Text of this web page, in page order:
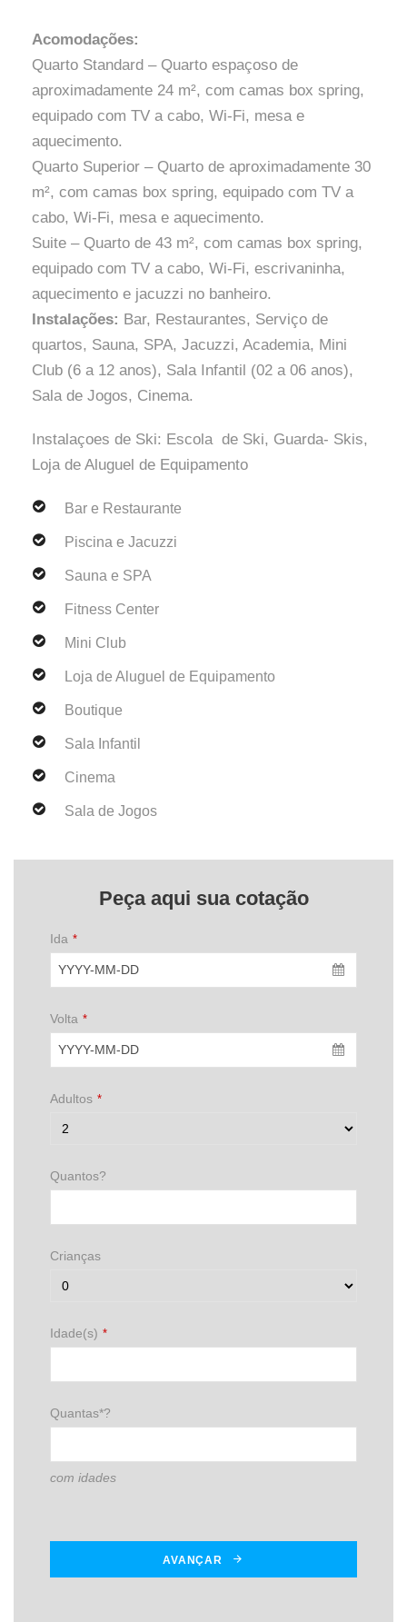
Acomodações:
Quarto Standard – Quarto espaçoso de
aproximadamente 24 m², com camas box spring,
equipado com TV a cabo, Wi-Fi, mesa e
aquecimento.
Quarto Superior – Quarto de aproximadamente 30
m², com camas box spring, equipado com TV a
cabo, Wi-Fi, mesa e aquecimento.
Suite – Quarto de 43 m², com camas box spring,
equipado com TV a cabo, Wi-Fi, escrivaninha,
aquecimento e jacuzzi no banheiro.
Instalações: Bar, Restaurantes, Serviço de
quartos, Sauna, SPA, Jacuzzi, Academia, Mini
Club (6 a 12 anos), Sala Infantil (02 a 06 anos),
Sala de Jogos, Cinema.
Instalaçoes de Ski: Escola de Ski, Guarda- Skis,
Loja de Aluguel de Equipamento
Bar e Restaurante
Piscina e Jacuzzi
Sauna e SPA
Fitness Center
Mini Club
Loja de Aluguel de Equipamento
Boutique
Sala Infantil
Cinema
Sala de Jogos
Peça aqui sua cotação
Ida *
Volta *
Adultos *
Quantos?
Crianças
Idade(s) *
Quantas*?
com idades
AVANÇAR